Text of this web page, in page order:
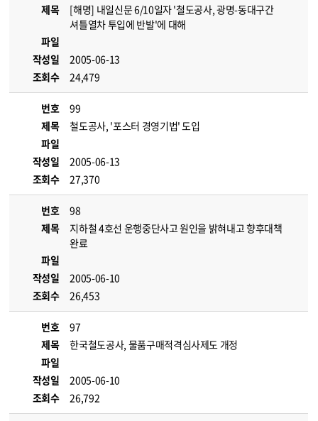
제목
[해명] 내일신문 6/10일자 '철도공사, 광명-동대구간
셔틀열차 투입에 반발'에 대해
파일
작성일
2005-06-13
조회수
24,479
번호
99
제목
철도공사, '포스터 경영기법' 도입
파일
작성일
2005-06-13
조회수
27,370
번호
98
제목
지하철 4호선 운행중단사고 원인을 밝혀내고 향후대책
완료
파일
작성일
2005-06-10
조회수
26,453
번호
97
제목
한국철도공사, 물품구매적격심사제도 개정
파일
작성일
2005-06-10
조회수
26,792